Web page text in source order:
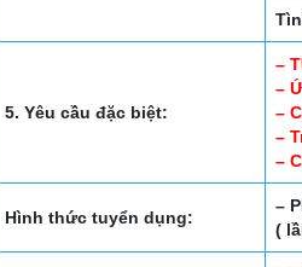
5. Yêu cầu đặc biệt:
–
–
–
–
–
Hình thức tuyển dụng:
–
(